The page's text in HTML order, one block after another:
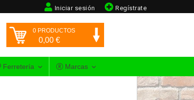
Regístrate
Iniciar sesión
0 PRODUCTOS
0,00 €
Ferretería Marcas